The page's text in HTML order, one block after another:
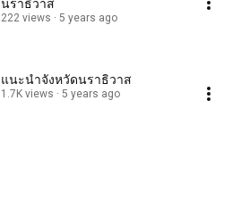
นราธิวาส
222 views 5 years ago
แนะนำจังหวัดนราธิวาส
1.7K views 5 years ago